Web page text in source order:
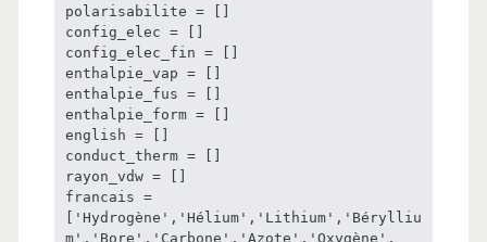
polarisabilite = []
config_elec = []
config_elec_fin = []
enthalpie_vap = []
enthalpie_fus = []
enthalpie_form = []
english = []
conduct_therm = []
rayon_vdw = []
francais =
['Hydrogène','Hélium','Lithium','Bérylliu
m','Bore','Carbone','Azote','Oxygène',